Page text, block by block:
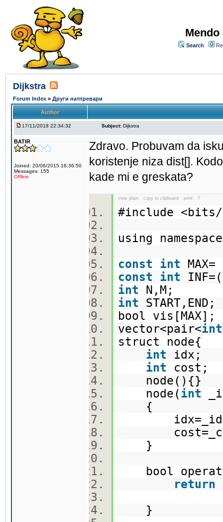
Search
Dijkstra
Forum Index » Други натпревари
Author
17/11/2018 22:34:32 Subject: Dijkstra
BATIR
Joined: 20/06/2015 16:36:50
Messages: 155
Offline
Zdravo. Probuvam da
koristenje niza dist[].
kade mi e greskata?
view plain copy to clipboard print ?
#include
using
const
int MAX=
const
int INF=(
int N,M;
int
bool
vector<pair<int
struct node{
int idx;
int cost;
node(){}
node(int
{
}
bool
return
}